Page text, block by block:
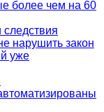
более чем на 60
нарушить закон
уже